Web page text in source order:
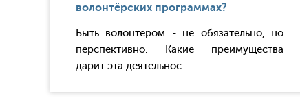
волонтёрских программах?
Быть волонтером - не обязательно, но
перспективно. Какие преимущества
дарит эта деятельнос ...